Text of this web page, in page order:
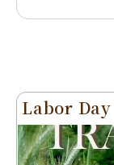
Labor Day